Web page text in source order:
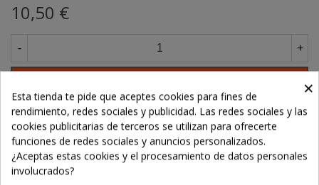
10,50 €
- +
Referencia:
Marca: Yantar - un lugar de cosas buenas
×
Esta tienda te pide que aceptes cookies para fines de
rendimiento, redes sociales y publicidad. Las redes sociales y las
cookies publicitarias de terceros se utilizan para ofrecerte
funciones de redes sociales y anuncios personalizados.
¿Aceptas estas cookies y el procesamiento de datos personales
involucrados?